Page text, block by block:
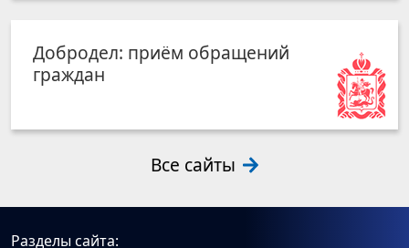
Добродел: приём обращений
граждан
Все сайты
Разделы сайта: